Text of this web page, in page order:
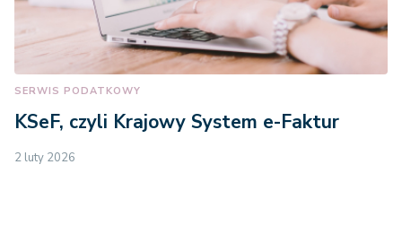
SERWIS PODATKOWY
KSeF, czyli Krajowy System e-Faktur
2 luty 2026